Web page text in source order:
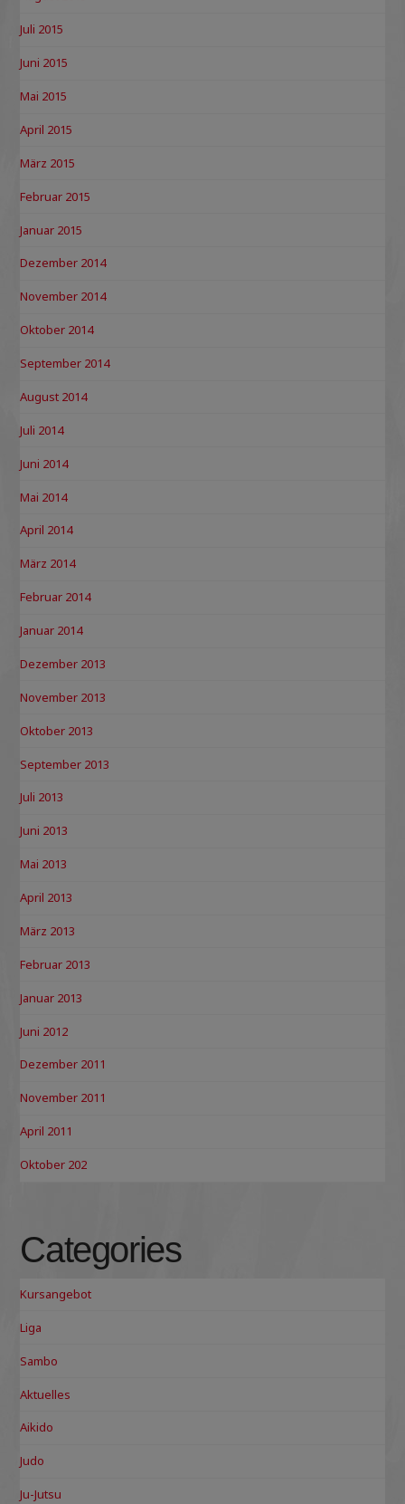
Juli 2015
Juni 2015
Mai 2015
April 2015
März 2015
Februar 2015
Januar 2015
Dezember 2014
November 2014
Oktober 2014
September 2014
August 2014
Juli 2014
Juni 2014
Mai 2014
April 2014
März 2014
Februar 2014
Januar 2014
Dezember 2013
November 2013
Oktober 2013
September 2013
Juli 2013
Juni 2013
Mai 2013
April 2013
März 2013
Februar 2013
Januar 2013
Juni 2012
Dezember 2011
November 2011
April 2011
Oktober 202
Categories
Kursangebot
Liga
Sambo
Aktuelles
Aikido
Judo
Ju-Jutsu